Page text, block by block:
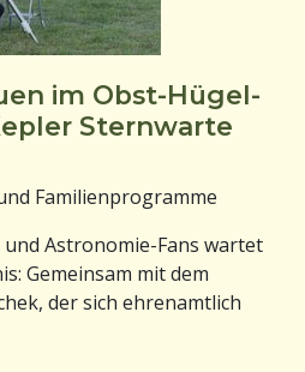
im Obst-Hügel-
Sternwarte
Familienprogramme
und Astronomie-Fans wartet
Gemeinsam mit dem
der sich ehrenamtlich